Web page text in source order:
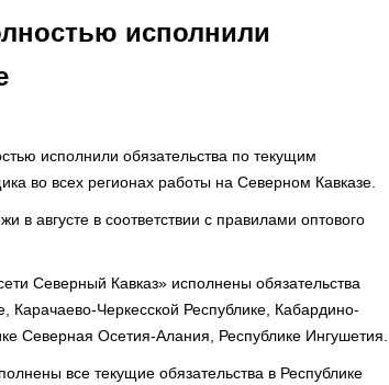
исполнили
исполнили обязательства по текущим
во всех регионах работы на Северном Кавказе.
в августе в соответствии с правилами оптового
Северный Кавказ» исполнены обязательства
Карачаево-Черкесской Республике, Кабардино-
Северная Осетия-Алания, Республике Ингушетия.
все текущие обязательства в Республике